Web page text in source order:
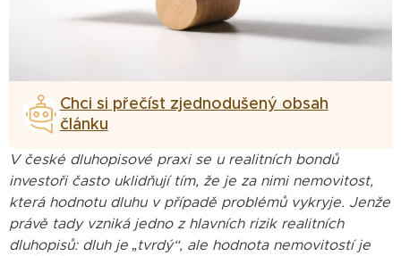
Chci si přečíst zjednodušený obsah
článku
V české dluhopisové praxi se u realitních bondů
investoři často uklidňují tím, že je za nimi nemovitost,
která hodnotu dluhu v případě problémů vykryje. Jenže
právě tady vzniká jedno z hlavních rizik realitních
dluhopisů: dluh je „tvrdý“, ale hodnota nemovitostí je